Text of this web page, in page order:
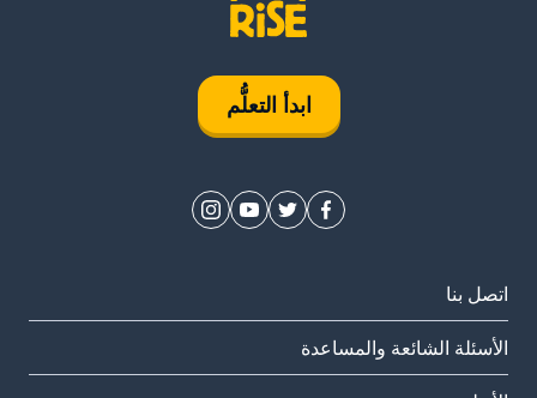
ابدأ التعلُّم
اتصل بنا
الأسئلة الشائعة والمساعدة